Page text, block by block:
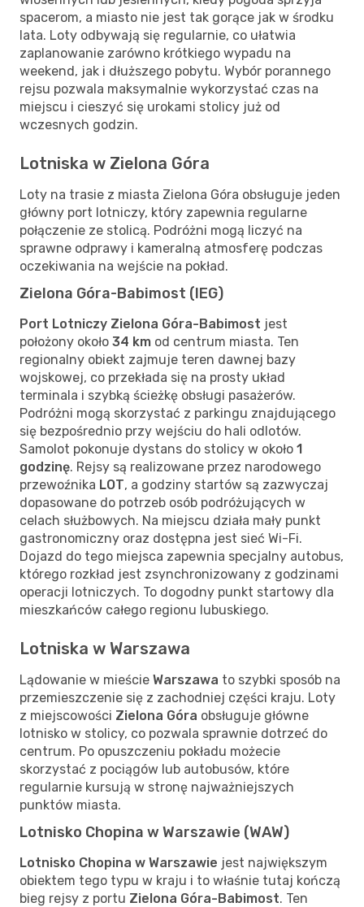
spacerom, a miasto nie jest tak gorące jak w środku
lata. Loty odbywają się regularnie, co ułatwia
zaplanowanie zarówno krótkiego wypadu na
weekend, jak i dłuższego pobytu. Wybór porannego
rejsu pozwala maksymalnie wykorzystać czas na
miejscu i cieszyć się urokami stolicy już od
wczesnych godzin.
Lotniska w Zielona Góra
Loty na trasie z miasta Zielona Góra obsługuje jeden
główny port lotniczy, który zapewnia regularne
połączenie ze stolicą. Podróżni mogą liczyć na
sprawne odprawy i kameralną atmosferę podczas
oczekiwania na wejście na pokład.
Zielona Góra-Babimost (IEG)
Port Lotniczy Zielona Góra-Babimost jest
położony około 34 km od centrum miasta. Ten
regionalny obiekt zajmuje teren dawnej bazy
wojskowej, co przekłada się na prosty układ
terminala i szybką ścieżkę obsługi pasażerów.
Podróżni mogą skorzystać z parkingu znajdującego
się bezpośrednio przy wejściu do hali odlotów.
Samolot pokonuje dystans do stolicy w około 1
godzinę. Rejsy są realizowane przez narodowego
przewoźnika LOT, a godziny startów są zazwyczaj
dopasowane do potrzeb osób podróżujących w
celach służbowych. Na miejscu działa mały punkt
gastronomiczny oraz dostępna jest sieć Wi-Fi.
Dojazd do tego miejsca zapewnia specjalny autobus,
którego rozkład jest zsynchronizowany z godzinami
operacji lotniczych. To dogodny punkt startowy dla
mieszkańców całego regionu lubuskiego.
Lotniska w Warszawa
Lądowanie w mieście Warszawa to szybki sposób na
przemieszczenie się z zachodniej części kraju. Loty
z miejscowości Zielona Góra obsługuje główne
lotnisko w stolicy, co pozwala sprawnie dotrzeć do
centrum. Po opuszczeniu pokładu możecie
skorzystać z pociągów lub autobusów, które
regularnie kursują w stronę najważniejszych
punktów miasta.
Lotnisko Chopina w Warszawie (WAW)
Lotnisko Chopina w Warszawie jest największym
obiektem tego typu w kraju i to właśnie tutaj kończą
bieg rejsy z portu Zielona Góra-Babimost. Ten